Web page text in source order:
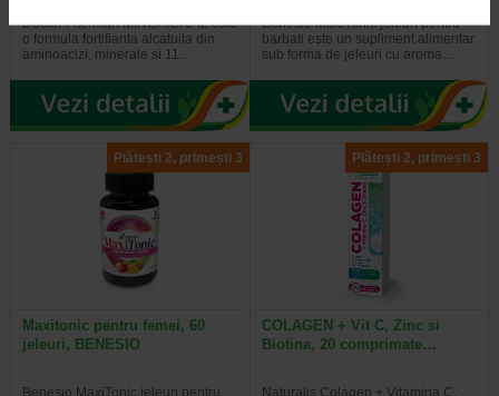
Doctor Fiterman MINOXICAPIL este
o formula fortifianta alcatuita din
aminoacizi, minerale si 11…
Benesio MaxiTonic jeleuri pentru
barbati este un supliment alimentar
sub forma de jeleuri cu aroma…
Plătești 2, primești 3
Maxitonic pentru femei, 60
jeleuri, BENESIO
Benesio MaxiTonic jeleuri pentru
Plătești 2, primești 3
COLAGEN + Vit C, Zinc si
Biotina, 20 comprimate…
Naturalis Colagen + Vitamina C,